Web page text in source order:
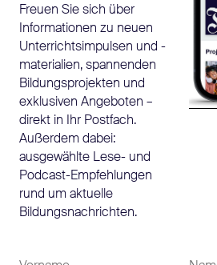
Freuen Sie sich über
Informationen zu neuen
Unterrichtsimpulsen und -
materialien, spannenden
Bildungsprojekten und
exklusiven Angeboten –
direkt in Ihr Postfach.
Außerdem dabei:
ausgewählte Lese- und
Podcast-Empfehlungen
rund um aktuelle
Bildungsnachrichten.